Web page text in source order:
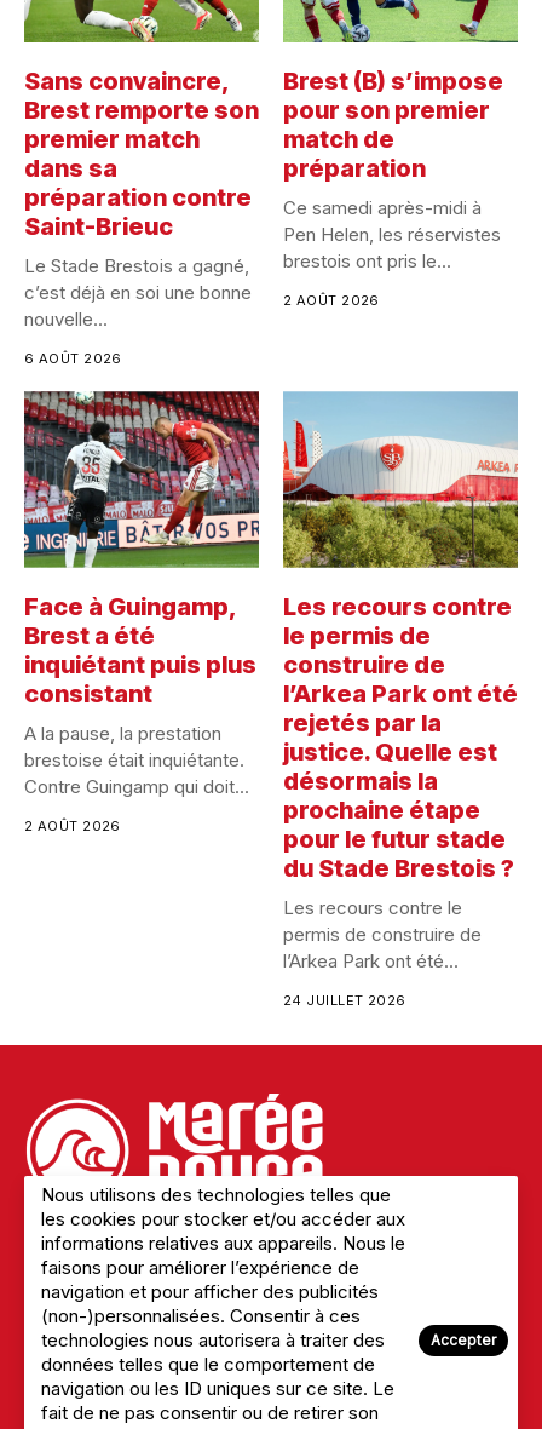
Sans convaincre,
Brest remporte son
premier match
dans sa
préparation contre
Saint-Brieuc
Le Stade Brestois a gagné,
c’est déjà en soi une bonne
nouvelle...
6 AOÛT 2026
Brest (B) s’impose
pour son premier
match de
préparation
Ce samedi après-midi à
Pen Helen, les réservistes
brestois ont pris le...
2 AOÛT 2026
Face à Guingamp,
Brest a été
inquiétant puis plus
consistant
A la pause, la prestation
brestoise était inquiétante.
Contre Guingamp qui doit...
2 AOÛT 2026
Les recours contre
le permis de
construire de
l’Arkea Park ont été
rejetés par la
justice. Quelle est
désormais la
prochaine étape
pour le futur stade
du Stade Brestois ?
Les recours contre le
permis de construire de
l’Arkea Park ont été...
24 JUILLET 2026
Mentions légales
Politique de confidentialité
A Propos du site
Nous Contacter
Nous utilisons des technologies telles que
les cookies pour stocker et/ou accéder aux
informations relatives aux appareils. Nous le
faisons pour améliorer l’expérience de
navigation et pour afficher des publicités
(non-)personnalisées. Consentir à ces
technologies nous autorisera à traiter des
données telles que le comportement de
navigation ou les ID uniques sur ce site. Le
fait de ne pas consentir ou de retirer son
Accepter